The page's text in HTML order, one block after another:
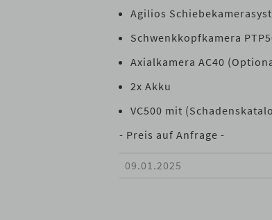
Agilios
Schwenkkopfkamera
Axialkamera AC40
2x Akku
VC500 mit
- Preis auf Anfrage -
09.01.2025